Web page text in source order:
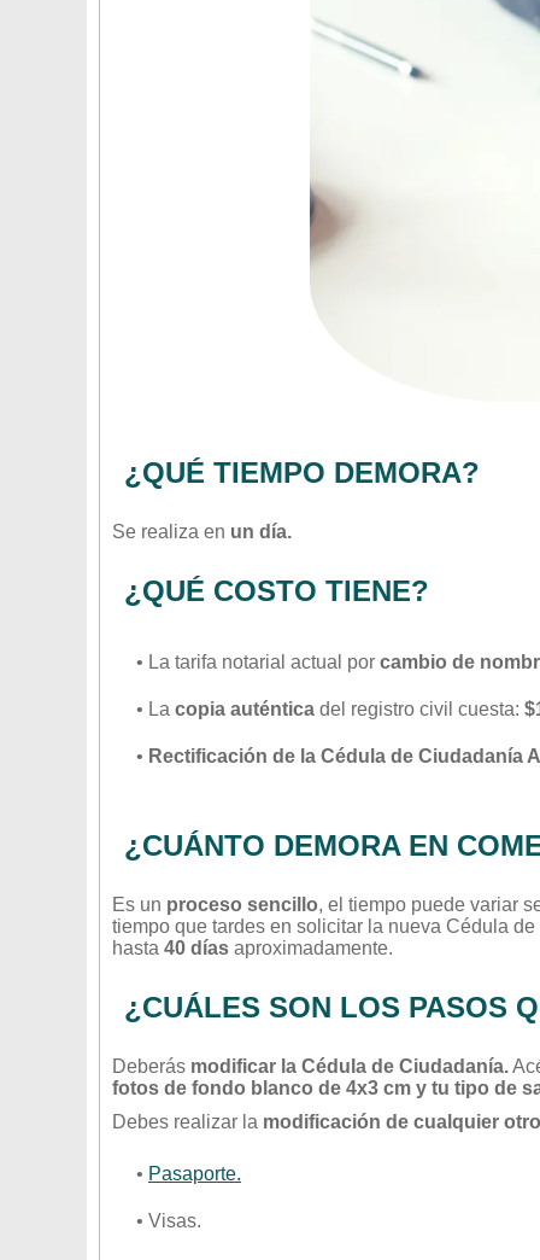
¿QUÉ TIEMPO DEMORA?
Se realiza en un día.
¿QUÉ COSTO TIENE?
• La tarifa notarial actual por cambio de
• La copia auténtica del registro civil cuesta:
• Rectificación de la Cédula de Ciudadanía
¿CUÁNTO DEMORA EN
Es un proceso sencillo, el tiempo puede variar
tiempo que tardes en solicitar la nueva Cédula
hasta 40 días aproximadamente.
¿CUÁLES SON LOS PASOS
Deberás modificar la Cédula de Ciudadanía.
fotos de fondo blanco de 4x3 cm y tu tipo de
Debes realizar la modificación de cualquier
• Pasaporte.
• Visas.